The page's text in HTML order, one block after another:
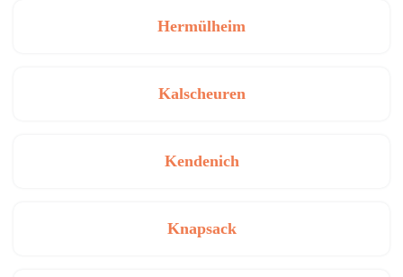
Hermülheim
Kalscheuren
Kendenich
Knapsack